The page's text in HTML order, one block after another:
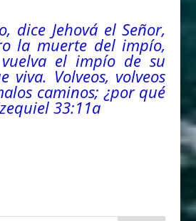
dice Jehová el Señor,
la muerte del impío,
el impío de su
viva. Volveos, volveos
caminos; ¿por qué
33:11a